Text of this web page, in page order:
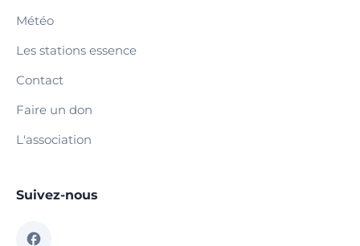
Météo
Les stations essence
Contact
Faire un don
L'association
Suivez-nous